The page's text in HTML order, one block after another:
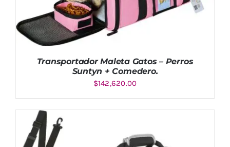
/ DETALLES
Transportador Maleta Gatos – Perros
Suntyn + Comedero.
$142,620.00